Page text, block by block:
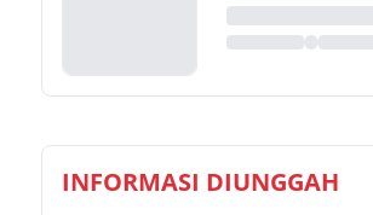
INFORMASI DIUNGGAH